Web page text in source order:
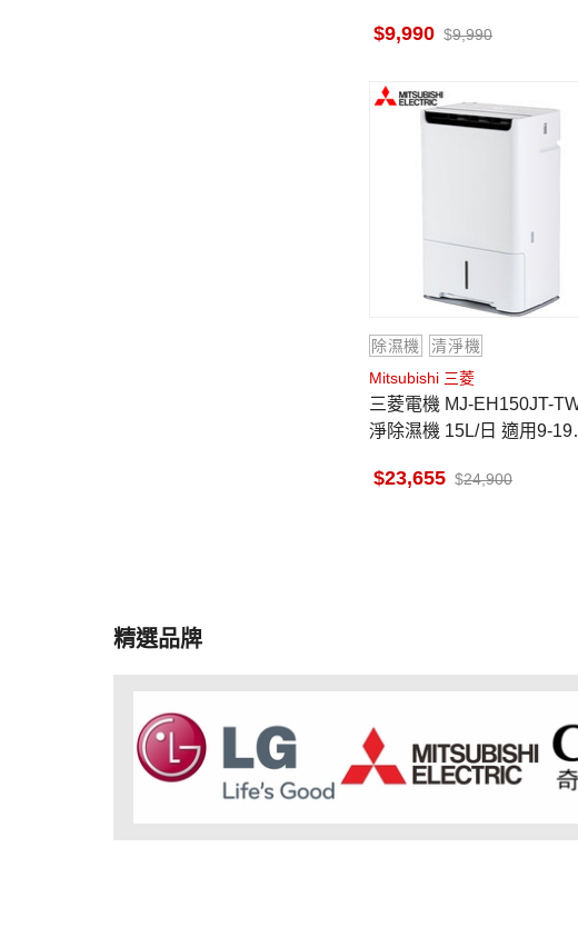
9,990 9,990
除濕機
清淨機
Mitsubishi 三菱
三菱電機 MJ-EH150JT-TW 清
淨除濕機 15L/日 適用9-19
23,655 24,900
精選品牌